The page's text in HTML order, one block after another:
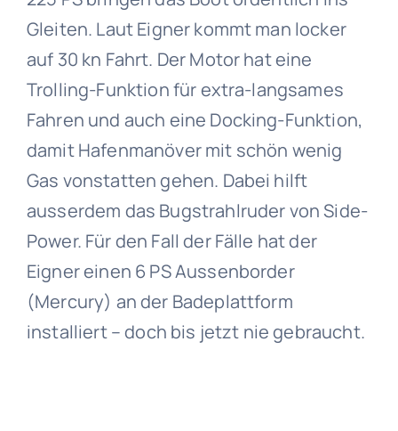
Gleiten. Laut Eigner kommt man locker
auf 30 kn Fahrt. Der Motor hat eine
Trolling-Funktion für extra-langsames
Fahren und auch eine Docking-Funktion,
damit Hafenmanöver mit schön wenig
Gas vonstatten gehen. Dabei hilft
ausserdem das Bugstrahlruder von Side-
Power. Für den Fall der Fälle hat der
Eigner einen 6 PS Aussenborder
(Mercury) an der Badeplattform
installiert – doch bis jetzt nie gebraucht.